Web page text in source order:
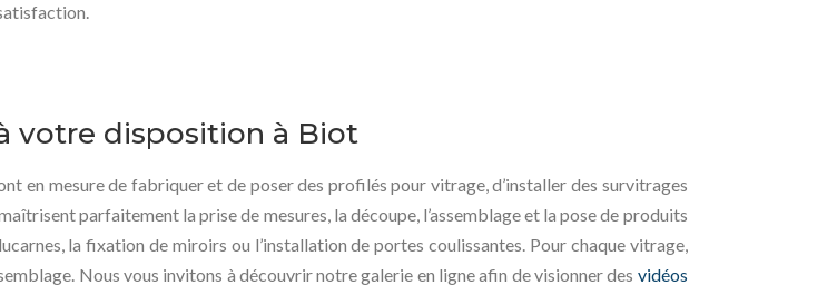
votre disposition à Biot
en mesure de fabriquer et de poser des profilés pour vitrage, d’installer des survitrages
parfaitement la prise de mesures, la découpe, l’assemblage et la pose de produits
la fixation de miroirs ou l’installation de portes coulissantes. Pour chaque vitrage,
Nous vous invitons à découvrir notre galerie en ligne afin de visionner des vidéos